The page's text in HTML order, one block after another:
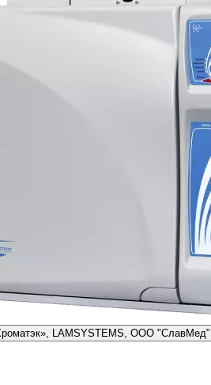
LAMSYSTEMS, ООО "СлавМед"